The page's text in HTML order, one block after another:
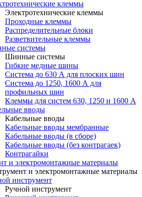
клеммы
Электротехнические клеммы
Проходные клеммы
Распределительные блоки
Разветвительные клеммы
системы
Шинные системы
Гибкие медные шины
Система до 630 А для плоских шин
Система до 1250, 1600 А для
профильных шин
Клеммы для систем 630, 1250 и 1600 А
вводы
Кабельные вводы
Кабельные вводы мембранные
Кабельные вводы (в сборе)
Кабельные вводы (без контрагаек)
Контрагайки
и электромонтажные материалы
и электромонтажные материалы
инструмент
Ручной инструмент